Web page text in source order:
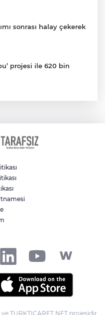
sonrası halay çekerek
projesi ile 620 bin
ve TURKTICARET.NET projesidir